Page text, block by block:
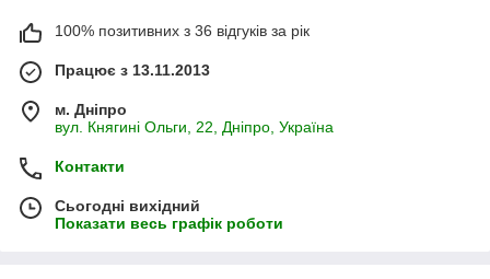
100% позитивних з 36 відгуків за рік
Працює з 13.11.2013
м. Дніпро
вул. Княгині Ольги, 22, Дніпро, Україна
Контакти
Сьогодні вихідний
Показати весь графік роботи